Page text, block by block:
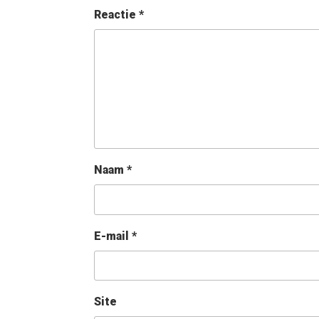
Reactie *
Naam *
E-mail *
Site